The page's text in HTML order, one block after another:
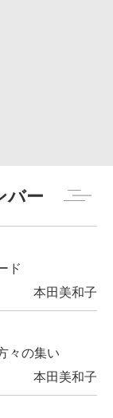
バー
ド
本田美和子
々の集い
本田美和子